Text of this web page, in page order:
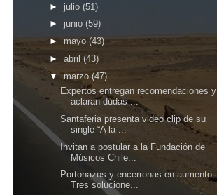
► julio (51)
► junio (59)
► mayo (43)
► abril (43)
▼marzo (47)
Expertos entregan recomendaciones y
aclaran dudas ...
Santaferia presenta video clip de su
single “A la ...
Invitan a postular a la Fundación de
Músicos Chile...
Portonazos y encerronas en aumento:
Tres solucione...